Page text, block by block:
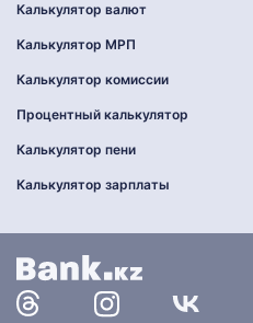
Калькулятор валют
Калькулятор МРП
Калькулятор комиссии
Процентный калькулятор
Калькулятор пени
Калькулятор зарплаты